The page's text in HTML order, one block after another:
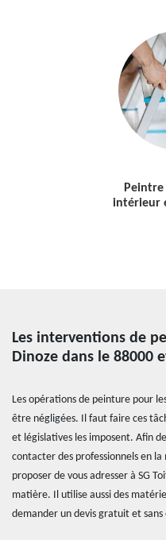
intérieur
Les interventions de
Dinoze dans le 88000
Les opérations de peinture pour
être négligées. Il faut faire ces
et législatives les imposent. Afin
contacter des professionnels en
proposer de vous adresser à SG
matière. Il utilise aussi des
demander un devis gratuit et